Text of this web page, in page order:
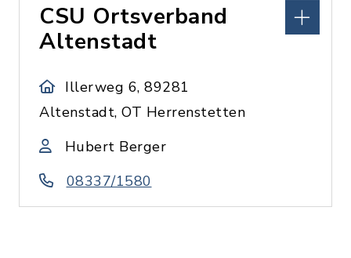
CSU Ortsverband
Altenstadt
Illerweg 6, 89281
Altenstadt, OT Herrenstetten
Hubert Berger
08337/1580